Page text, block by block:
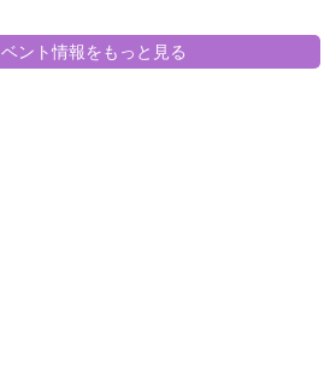
ント情報をもっと見る